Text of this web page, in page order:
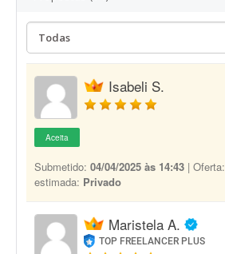
Isabeli S.
Aceita
Submetido: 04/04/2025 às 14:43 | Oferta:
estimada: Privado
Maristela A.
TOP FREELANCER PLUS